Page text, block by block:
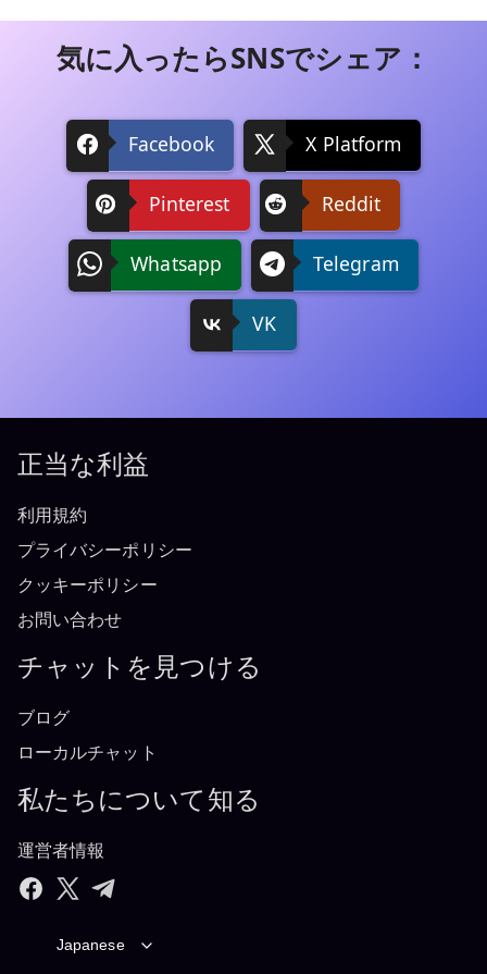
気に入ったらSNSでシェア：
Facebook X Platform
Pinterest Reddit
Whatsapp Telegram
VK
正当な利益
利用規約
プライバシーポリシー
クッキーポリシー
お問い合わせ
チャットを見つける
ブログ
ローカルチャット
私たちについて知る
運営者情報
Japanese